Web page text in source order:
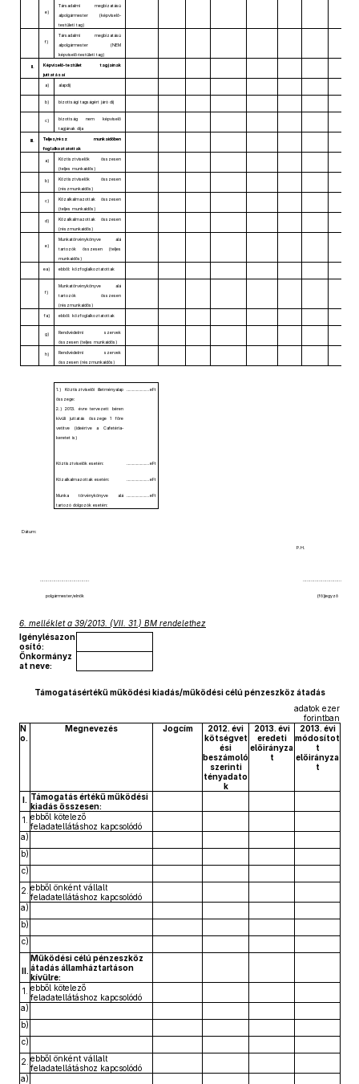
e)
Társadalmi megbízatású
alpolgármester (képviselő-
testületi tag)
f)
Társadalmi megbízatású
alpolgármester (NEM
képviselő-testületi tag)
II.
Képviselő-testület tagjainak
juttatásai
a) alapdíj
b) bizottsági tagságért járó díj
c)
bizottság nem képviselő
tagjának díja
III.
Teljes/rész munkaidőben
foglalkoztatottak
a)
Köztisztviselők összesen
(teljes munkaidős)
b)
Köztisztviselők összesen
(részmunkaidős)
c)
Közalkalmazottak összesen
(teljes munkaidős)
d)
Közalkalmazottak összesen
(részmunkaidős)
e)
Munkatörvénykönyve alá
tartozók összesen (teljes
munkaidős)
ea) ebből: közfoglalkoztatottak
f)
Munkatörvénykönyve alá
tartozók összesen
(részmunkaidős)
fa) ebből: közfoglalkoztatottak
g)
Rendvédelmi szervek
összesen (teljes munkaidős)
h)
Rendvédelmi szervek
összesen (részmunkaidős)
1.) Köztisztviselői illetményalap
összege:
……………..eFt
2.) 2013. évre tervezett béren
kívüli juttatás összege 1 főre
vetítve (ideértve a Cafetéria-
keretet is)
Köztisztviselők esetén: ……………..eFt
Közalkalmazottak esetén: ……………..eFt
Munka törvénykönyve alá
tartozó dolgozók esetén:
……………..eFt
Dátum:
P.H.
polgármester/elnök (fő)jegyző
6. melléklet a 39/2013. (VII. 31.) BM rendelethez
Igénylésazon
osító:
Önkormányz
at neve:
Támogatásértékű működési kiadás/működési célú pénzeszköz átadás
adatok ezer
forintban
N
o.
Megnevezés Jogcím
2012. évi
kötségvet
ési
beszámoló
szerinti
tényadato
k
2013. évi
eredeti
előirányza
t
2013. évi
módosítot
t
előirányza
t
I. Támogatás értékű működési
kiadás összesen:
1. ebből kötelező
feladatellátáshoz kapcsolódó
a)
b)
c)
2. ebből önként vállalt
feladatellátáshoz kapcsolódó
a)
b)
c)
II.
Működési célú pénzeszköz
átadás államháztartáson
kívülre:
1. ebből kötelező
feladatellátáshoz kapcsolódó
a)
b)
c)
2. ebből önként vállalt
feladatellátáshoz kapcsolódó
a)